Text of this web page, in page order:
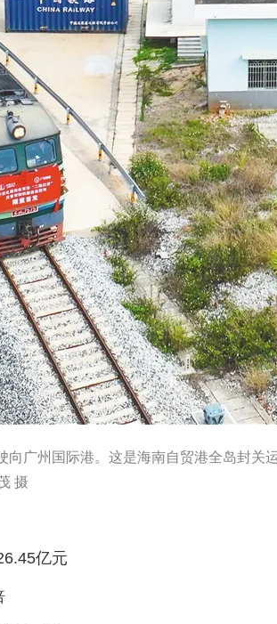
广州国际港。这是海南自贸港全岛封关
摄
亿元